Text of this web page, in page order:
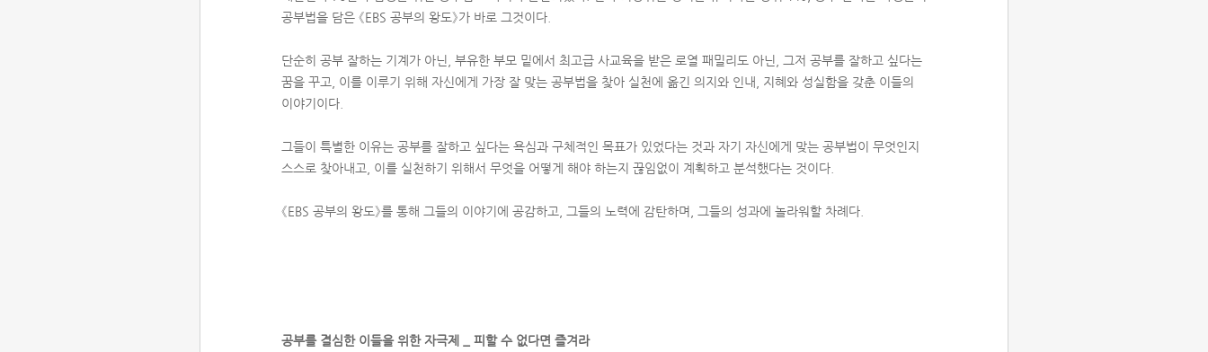
공부법을 담은 《EBS 공부의 왕도》가 바로 그것이다.
단순히 공부 잘하는 기계가 아닌, 부유한 부모 밑에서 최고급 사교육을 받은 로열 패밀리도 아닌, 그저 공부를 잘하고 싶다는
꿈을 꾸고, 이를 이루기 위해 자신에게 가장 잘 맞는 공부법을 찾아 실천에 옮긴 의지와 인내, 지혜와 성실함을 갖춘 이들의
이야기이다.
그들이 특별한 이유는 공부를 잘하고 싶다는 욕심과 구체적인 목표가 있었다는 것과 자기 자신에게 맞는 공부법이 무엇인지
스스로 찾아내고, 이를 실천하기 위해서 무엇을 어떻게 해야 하는지 끊임없이 계획하고 분석했다는 것이다.
《EBS 공부의 왕도》를 통해 그들의 이야기에 공감하고, 그들의 노력에 감탄하며, 그들의 성과에 놀라워할 차례다.
공부를 결심한 이들을 위한 자극제 _ 피할 수 없다면 즐겨라